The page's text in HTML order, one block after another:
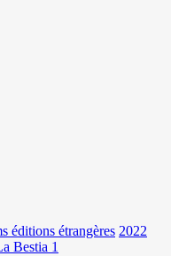
éditions étrangères 2022
Bestia 1